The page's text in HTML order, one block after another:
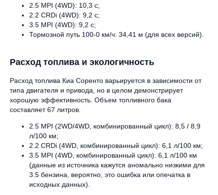
2.5 MPI (4WD): 10,3 с;
2.2 CRDi (4WD): 9,2 с;
3.5 MPI (4WD): 9,2 с;
Тормозной путь 100-0 км/ч: 34,41 м (для всех версий).
Расход топлива и экологичность
Расход топлива Киа Соренто варьируется в зависимости от
типа двигателя и привода, но в целом демонстрирует
хорошую эффективность. Объем топливного бака
составляет 67 литров.
2.5 MPI (2WD/4WD, комбинированный цикл): 8,5 / 8,9
л/100 км;
2.2 CRDi (4WD, комбинированный цикл): 6,1 л/100 км;
3.5 MPI (4WD, комбинированный цикл): 6,1 л/100 км
(данные из источника кажутся аномально низкими для
3.5 бензина, вероятно, это ошибка или опечатка в
исходных данных).